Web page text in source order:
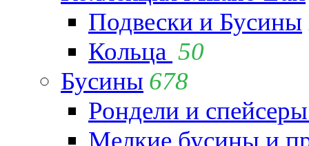
Подвески и Бусины
Кольца 50
Бусины 678
Рондели и
Мелкие бусины и